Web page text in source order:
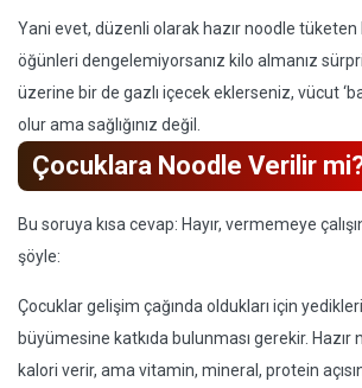
Yani evet, düzenli olarak hazır noodle
öğünleri dengelemiyorsanız kilo almanız
üzerine bir de gazlı içecek eklerseniz, vücut
olur ama sağlığınız değil.
Çocuklara Noodle Verilir
Bu soruya kısa cevap: Hayır, vermemeye
şöyle:
Çocuklar gelişim çağında oldukları için
büyümesine katkıda bulunması gerekir. Hazır
kalori verir, ama vitamin, mineral, protein